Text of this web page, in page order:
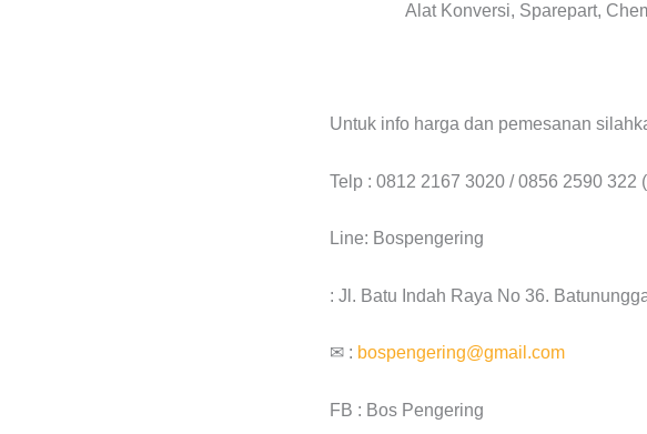
Alat Konversi, Sparepart,
Untuk info harga dan pemesanan
Telp : 0812 2167 3020 / 0856 2590 322
Line: Bospengering
: Jl. Batu Indah Raya No 36.
✉ : bospengering@gmail.com
FB : Bos Pengering